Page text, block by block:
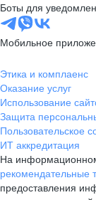
Боты для
Мобильное
Этика и комплаенс
Оказание услуг
Использование
Защита
Пользовательское
ИТ аккредитация
На
рекомендательные
предоставления